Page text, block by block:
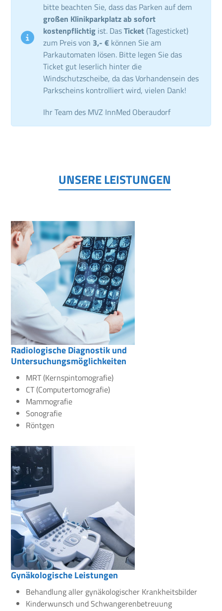
bitte beachten Sie, dass das Parken auf dem
großen Klinikparkplatz ab sofort
kostenpflichtig ist. DasTicket (Tagesticket)
zum Preis von 3,- € können Sie am
Parkautomaten lösen. Bitte legen Sie das
Ticket gut leserlich hinter die
Windschutzscheibe, da das Vorhandensein des
Parkscheins kontrolliert wird, vielen Dank!
Ihr Team des MVZ InnMed Oberaudorf
UNSERE LEISTUNGEN
Radiologische Diagnostik und
Untersuchungsmöglichkeiten
MRT (Kernspintomografie)
CT (Computertomografie)
Mammografie
Sonografie
Röntgen
Gynäkologische Leistungen
Behandlung aller gynäkologischer Krankheitsbilder
Kinderwunsch und Schwangerenbetreuung